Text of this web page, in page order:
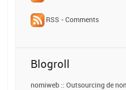
RSS - Comments
Blogroll
nomiweb :: Outsourcing de